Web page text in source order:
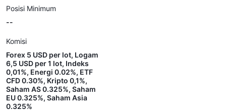
Posisi Minimum
--
Komisi
Forex 5 USD per lot, Logam
6,5 USD per 1 lot, Indeks
0,01%, Energi 0.02%, ETF
CFD 0.30%, Kripto 0,1%,
Saham AS 0.325%, Saham
EU 0.325%, Saham Asia
0.325%